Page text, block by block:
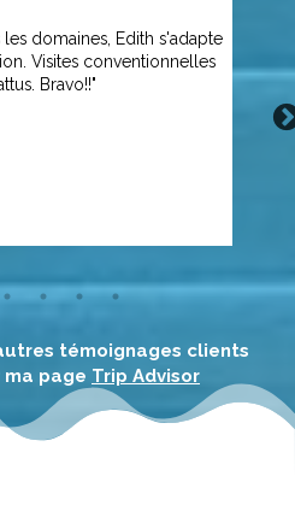
domaines, Edith s'adapte
témoignages clients
page Trip Advisor